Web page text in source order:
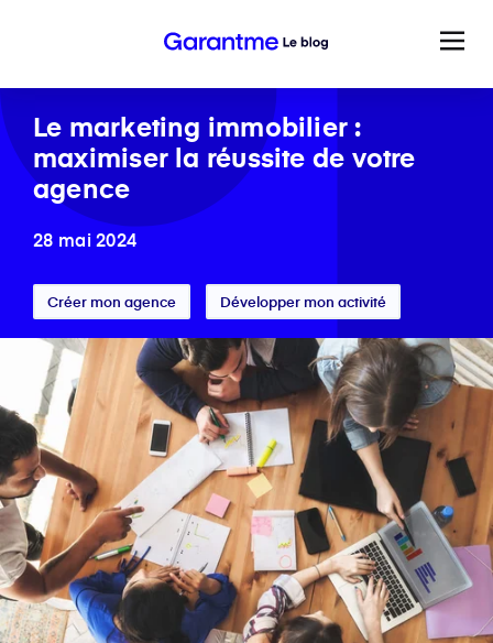
Le marketing immobilier :
maximiser la réussite de votre
agence
28 mai 2024
Créer mon agence Développer mon activité